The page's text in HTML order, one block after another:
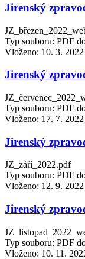
Jirenský
Typ souboru: PDF
Vloženo: 10. 3. 2022
Jirenský
Typ souboru: PDF
Vloženo: 17. 7. 2022
Jirenský
JZ_září_2022.pdf
Typ souboru: PDF
Vloženo: 12. 9. 2022
Jirenský
Typ souboru: PDF
Vloženo: 10. 11.